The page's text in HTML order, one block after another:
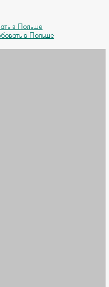
в Польше
в Польше